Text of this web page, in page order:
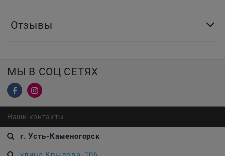
Отзывы
МЫ В СОЦ СЕТЯХ
Наши контакты
г. Усть-Каменогорск